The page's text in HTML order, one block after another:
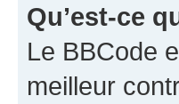
Qu’est-ce
Le BBCode
meilleur